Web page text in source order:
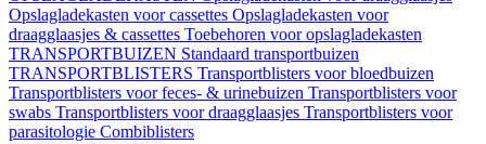
Opslagladekasten voor cassettes Opslagladekasten voor
draagglaasjes & cassettes Toebehoren voor opslagladekasten
TRANSPORTBUIZEN Standaard transportbuizen
TRANSPORTBLISTERS Transportblisters voor bloedbuizen
Transportblisters voor feces- & urinebuizen Transportblisters voor
swabs Transportblisters voor draagglaasjes Transportblisters voor
parasitologie Combiblisters